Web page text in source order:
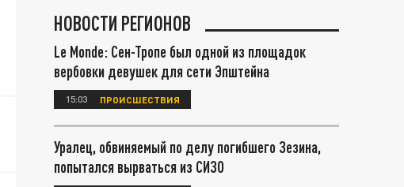
НОВОСТИ РЕГИОНОВ
Le Monde: Сен-Тропе был одной из площадок
вербовки девушек для сети Эпштейна
15:03 ПРОИСШЕСТВИЯ
Уралец, обвиняемый по делу погибшего Зезина,
попытался вырваться из СИЗО